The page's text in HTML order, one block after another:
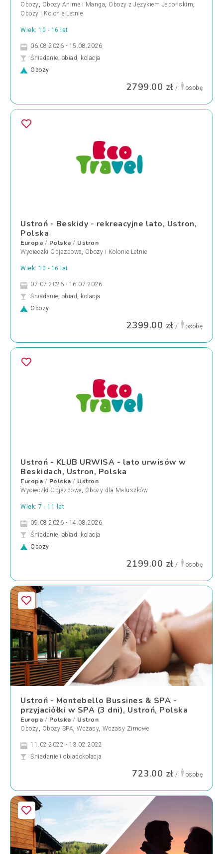
Obozy, Obozy Anime i Manga, Obozy z Językiem Japońskim,
Obozy i Kolonie Letnie
Wiek: 10 - 16 lat
06.08.2026 - 15.08.2026
Śniadanie, obiad, kolacja
Obozy
2799.00 zł / osobę
Ustroń - Beskidy - rekreacyjne lato, Ustron,
Polska
Europa / Polska / Ustron
Wycieczki Objazdowe, Obozy i Kolonie Letnie
Wiek: 10 - 16 lat
07.07.2026 - 16.07.2026
Śniadanie, obiad, kolacja
Obozy
2399.00 zł / osobę
Ustroń - KLUB URWISA - lato urwisów w
Beskidach, Ustron, Polska
Europa / Polska / Ustron
Wycieczki Objazdowe, Obozy dla Maluszków
Wiek: 7 - 11 lat
09.08.2026 - 14.08.2026
Śniadanie, obiad, kolacja
Obozy
2199.00 zł / osobę
Ustroń - Montebello Bussines & SPA -
przyjaciółki w SPA (3 dni), Ustroń, Polska
Europa / Polska / Ustron
Obozy, Obozy SPA, Wczasy, Wczasy Zimowe
11.02.2022 - 13.02.2022
Śniadanie i obiadokolacja
723.00 zł / osobę